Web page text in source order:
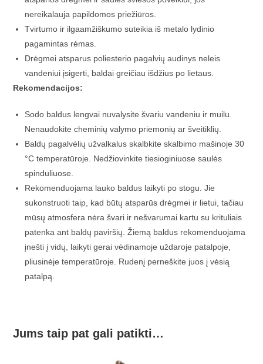
nereikalauja papildomos priežiūros.
Tvirtumo ir ilgaamžiškumo suteikia iš metalo lydinio
pagamintas rėmas.
Drėgmei atsparus poliesterio pagalvių audinys neleis
vandeniui įsigerti, baldai greičiau išdžius po lietaus.
Rekomendacijos:
Sodo baldus lengvai nuvalysite švariu vandeniu ir muilu.
Nenaudokite cheminių valymo priemonių ar šveitiklių.
Baldų pagalvėlių užvalkalus skalbkite skalbimo mašinoje 30
°C temperatūroje. Nedžiovinkite tiesioginiuose saulės
spinduliuose.
Rekomenduojama lauko baldus laikyti po stogu. Jie
sukonstruoti taip, kad būtų atsparūs drėgmei ir lietui, tačiau
mūsų atmosfera nėra švari ir nešvarumai kartu su krituliais
patenka ant baldų paviršių. Žiemą baldus rekomenduojama
įnešti į vidų, laikyti gerai vėdinamoje uždaroje patalpoje,
pliusinėje temperatūroje. Rudenį perneškite juos į vėsią
patalpą.
Jums taip pat gali patikti…